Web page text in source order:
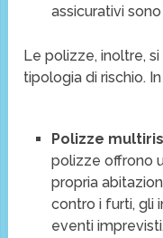
assicurativi
Le polizze, inoltre,
tipologia di rischio.
Polizze
polizze offrono
propria
contro i furti, gli
eventi